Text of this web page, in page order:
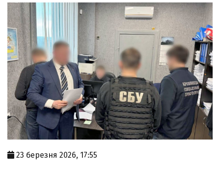
23 березня 2026, 17:55